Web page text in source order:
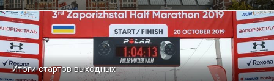
Итоги стартов выходных